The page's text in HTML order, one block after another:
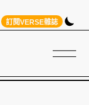
訂閱VERSE雜誌